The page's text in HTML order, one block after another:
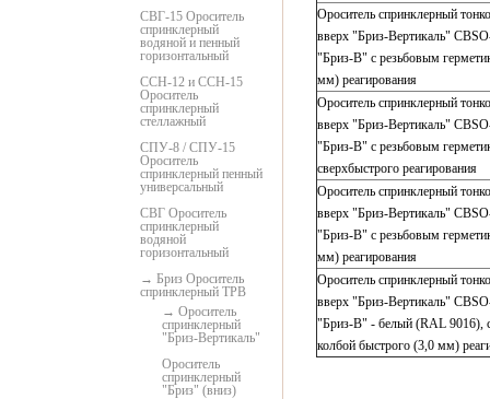
СВГ-15 Ороситель
спринклерный
водяной и пенный
горизонтальный
ССН-12 и ССН-15
Ороситель
спринклерный
стеллажный
СПУ-8 / СПУ-15
Ороситель
спринклерный пенный
универсальный
СВГ Ороситель
спринклерный
водяной
горизонтальный
Бриз Ороситель
спринклерный ТРВ
Ороситель
спринклерный
"Бриз-Вертикаль"
Ороситель
спринклерный
"Бриз" (вниз)
Ороситель спринклерный
вверх "Бриз-Вертикаль"
"Бриз-В" с резьбовым
мм) реагирования
Ороситель спринклерный
вверх "Бриз-Вертикаль"
"Бриз-В" с резьбовым
сверхбыстрого реагирования
Ороситель спринклерный
вверх "Бриз-Вертикаль"
"Бриз-В" с резьбовым
мм) реагирования
Ороситель спринклерный
вверх "Бриз-Вертикаль"
"Бриз-В" - белый (RAL 9016),
колбой быстрого (3,0 мм)